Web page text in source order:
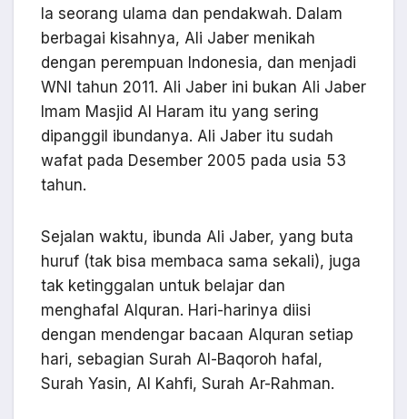
Ia seorang ulama dan pendakwah. Dalam
berbagai kisahnya, Ali Jaber menikah
dengan perempuan Indonesia, dan menjadi
WNI tahun 2011. Ali Jaber ini bukan Ali Jaber
Imam Masjid Al Haram itu yang sering
dipanggil ibundanya. Ali Jaber itu sudah
wafat pada Desember 2005 pada usia 53
tahun.
Sejalan waktu, ibunda Ali Jaber, yang buta
huruf (tak bisa membaca sama sekali), juga
tak ketinggalan untuk belajar dan
menghafal Alquran. Hari-harinya diisi
dengan mendengar bacaan Alquran setiap
hari, sebagian Surah Al-Baqoroh hafal,
Surah Yasin, Al Kahfi, Surah Ar-Rahman.